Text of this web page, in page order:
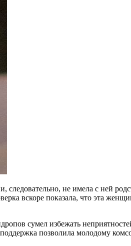
не имела с ней
вскоре показала, что эта
сумел избежать
позволила молодому